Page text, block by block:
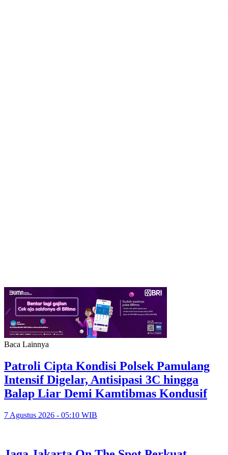
Baca Lainnya
Patroli Cipta Kondisi Polsek Pamulang
Intensif Digelar, Antisipasi 3C hingga
Balap Liar Demi Kamtibmas Kondusif
7 Agustus 2026 - 05:10 WIB